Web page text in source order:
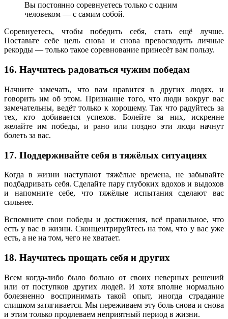
Вы постоянно соревнуетесь только с одним
человеком — с самим собой.
Соревнуетесь, чтобы победить себя, стать ещё лучше.
Поставьте себе цель снова и снова превосходить личные
рекорды — только такое соревнование принесёт вам пользу.
16. Научитесь радоваться чужим победам
Начните замечать, что вам нравится в других людях, и
говорить им об этом. Признание того, что люди вокруг вас
замечательны, ведёт только к хорошему. Так что радуйтесь за
тех, кто добивается успехов. Болейте за них, искренне
желайте им победы, и рано или поздно эти люди начнут
болеть за вас.
17. Поддерживайте себя в тяжёлых ситуациях
Когда в жизни наступают тяжёлые времена, не забывайте
подбадривать себя. Сделайте пару глубоких вдохов и выдохов
и напомните себе, что тяжёлые испытания сделают вас
сильнее.
Вспомните свои победы и достижения, всё правильное, что
есть у вас в жизни. Сконцентрируйтесь на том, что у вас уже
есть, а не на том, чего не хватает.
18. Научитесь прощать себя и других
Всем когда-либо было больно от своих неверных решений
или от поступков других людей. И хотя вполне нормально
болезненно воспринимать такой опыт, иногда страдание
слишком затягивается. Мы переживаем эту боль снова и снова
и этим только продлеваем неприятный период в жизни.